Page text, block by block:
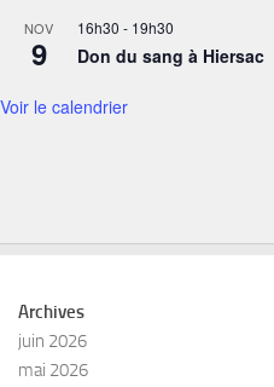
NOV
9
16h30 - 19h30
Don du sang à Hiersac
Voir le calendrier
Archives
juin 2026
mai 2026